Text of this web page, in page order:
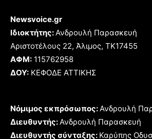
Newsvoice.gr
Ιδιοκτήτης: Ανδρουλή Παρασκευή
Αριστοτέλους 22, Άλιμος, TK17455
ΑΦΜ: 115762958
ΔΟΥ: ΚΕΦΟΔΕ ΑΤΤΙΚΗΣ
Νόμιμος εκπρόσωπος: Ανδρουλή
Διευθυντής: Ανδρουλή Παρασκευή
Διευθυντής σύνταξης: Καρύπης